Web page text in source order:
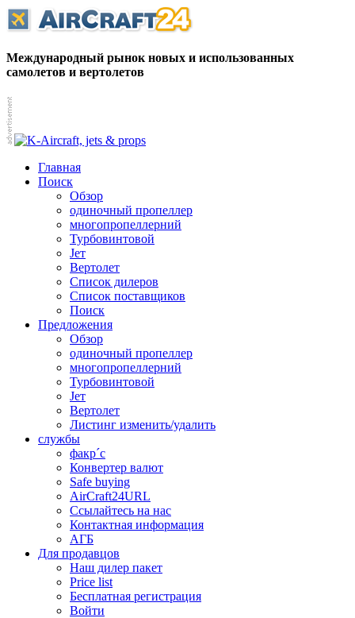
Международный рынок новых и использованных
самолетов и вертолетов
Главная
Поиск
Обзор
одиночный пропеллер
многопропеллерний
Турбовинтовой
Jет
Вертолет
Список дилеров
Список поставщиков
Поиск
Предложения
Обзор
одиночный пропеллер
многопропеллерний
Турбовинтовой
Jет
Вертолет
Листинг изменить/удалить
службы
факр´c
Конвертер валют
Safe buying
AirCraft24URL
Ссылайтесь на нас
Контактная информация
АГБ
Для продавцов
Наш дилер пакет
Price list
Бесплатная регистрация
Войти